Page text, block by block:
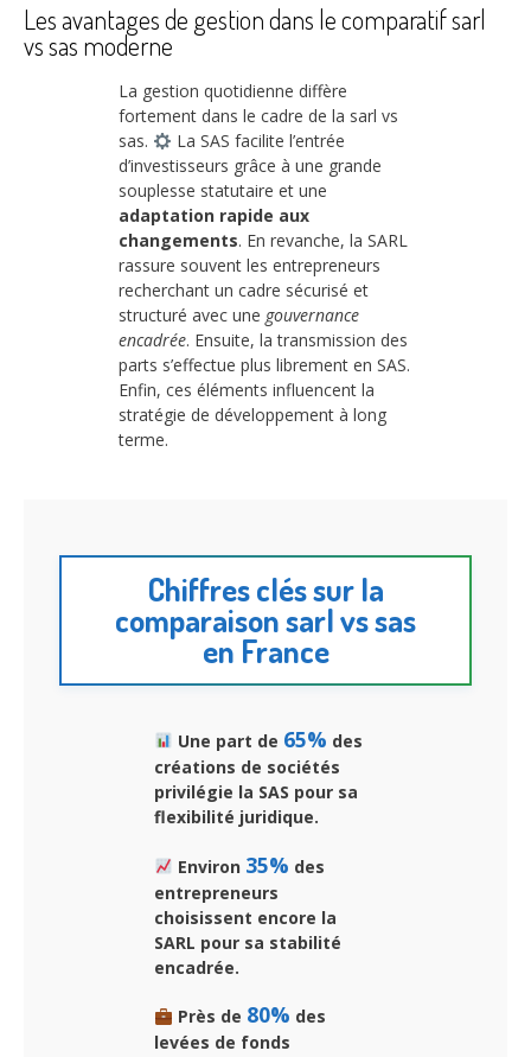
Les avantages de gestion dans le comparatif sarl
vs sas moderne
La gestion quotidienne diffère
fortement dans le cadre de la sarl vs
sas.
La SAS facilite l’entrée
d’investisseurs grâce à une grande
souplesse statutaire et une
adaptation rapide aux
changements. En revanche, la SARL
rassure souvent les entrepreneurs
recherchant un cadre sécurisé et
structuré avec une gouvernance
encadrée. Ensuite, la transmission des
parts s’effectue plus librement en SAS.
Enfin, ces éléments influencent la
stratégie de développement à long
terme.
Chiffres clés sur la
comparaison sarl vs sas
en France
Une part de 65% des
créations de sociétés
privilégie la SAS pour sa
flexibilité juridique.
Environ 35% des
entrepreneurs
choisissent encore la
SARL pour sa stabilité
encadrée.
Près de 80% des
levées de fonds